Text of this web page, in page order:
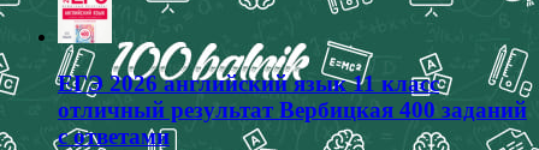
ЕГЭ 2026 английский язык 11 класс
отличный результат Вербицкая 400 заданий
с ответами